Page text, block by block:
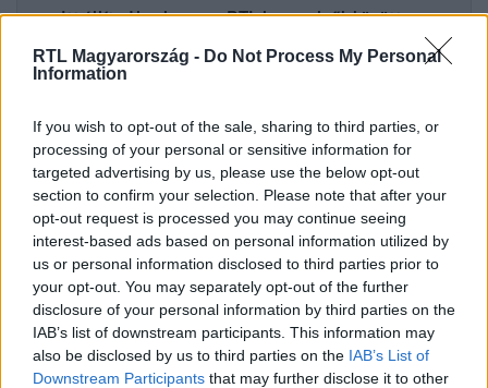
RTL Magyarország - Do Not Process My Personal
Information
If you wish to opt-out of the sale, sharing to third parties, or
processing of your personal or sensitive information for
targeted advertising by us, please use the below opt-out
section to confirm your selection. Please note that after your
opt-out request is processed you may continue seeing
interest-based ads based on personal information utilized by
us or personal information disclosed to third parties prior to
your opt-out. You may separately opt-out of the further
disclosure of your personal information by third parties on the
IAB’s list of downstream participants. This information may
also be disclosed by us to third parties on the IAB’s List of
Downstream Participants that may further disclose it to other
Itt állítsd be, hogy az RTL.hu az elsők között
Kövess minket, és értesülj a friss hírekről a
Facebookon is!